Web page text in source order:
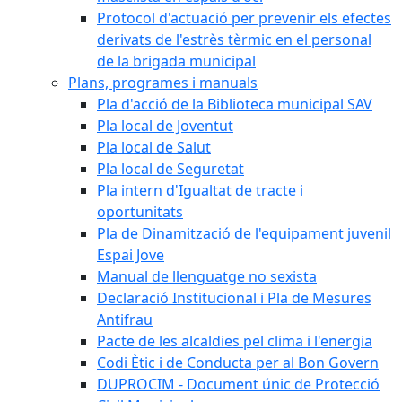
Protocol d'actuació per prevenir els efectes
derivats de l'estrès tèrmic en el personal
de la brigada municipal
Plans, programes i manuals
Pla d'acció de la Biblioteca municipal SAV
Pla local de Joventut
Pla local de Salut
Pla local de Seguretat
Pla intern d'Igualtat de tracte i
oportunitats
Pla de Dinamització de l'equipament juvenil
Espai Jove
Manual de llenguatge no sexista
Declaració Institucional i Pla de Mesures
Antifrau
Pacte de les alcaldies pel clima i l'energia
Codi Ètic i de Conducta per al Bon Govern
DUPROCIM - Document únic de Protecció